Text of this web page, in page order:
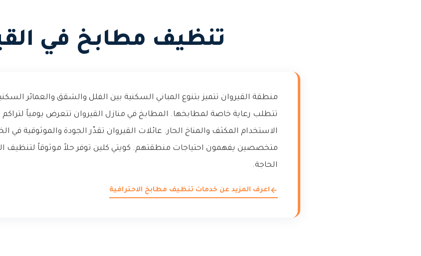
تنظيف مطابخ في
منطقة القيروان تتميز بتنوع المباني السكنية بين الفلل والشقق والعمائر
تتطلب رعاية خاصة لمطابخها. المطابخ في منازل القيروان تتعرض يومياً لتراكم
الاستخدام المكثف والمناخ الحار. عائلات القيروان تقدّر الجودة والموثوقية في
متخصصين يفهمون احتياجات منطقتهم. كويتي كلين توفر حلاً موثوقاً لتنظيف
الحاجة.
اعرف المزيد عن خدمات تنظيف مطابخ الاحترافية